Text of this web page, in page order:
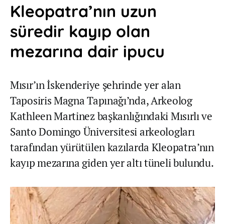
Kleopatra’nın uzun
süredir kayıp olan
mezarına dair ipucu
Mısır’ın İskenderiye şehrinde yer alan
Taposiris Magna Tapınağı’nda, Arkeolog
Kathleen Martinez başkanlığındaki Mısırlı ve
Santo Domingo Üniversitesi arkeologları
tarafından yürütülen kazılarda Kleopatra’nın
kayıp mezarına giden yer altı tüneli bulundu.